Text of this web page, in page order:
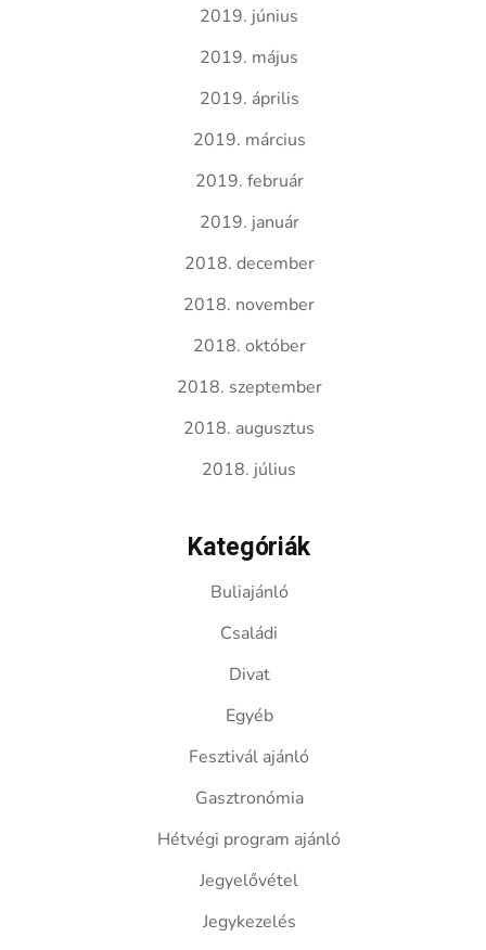
2019. június
2019. május
2019. április
2019. március
2019. február
2019. január
2018. december
2018. november
2018. október
2018. szeptember
2018. augusztus
2018. július
Kategóriák
Buliajánló
Családi
Divat
Egyéb
Fesztivál ajánló
Gasztronómia
Hétvégi program ajánló
Jegyelővétel
Jegykezelés